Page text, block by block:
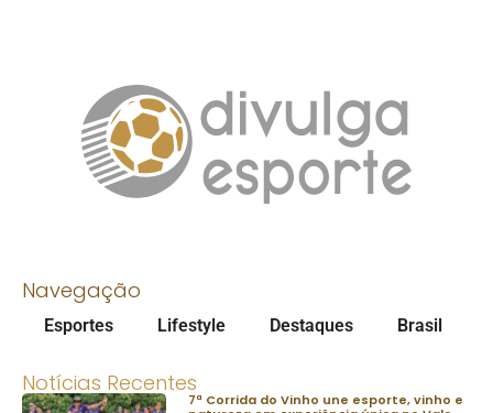
Navegação
Esportes Lifestyle Destaques Brasil
Notícias Recentes
7ª Corrida do Vinho une esporte, vinho e